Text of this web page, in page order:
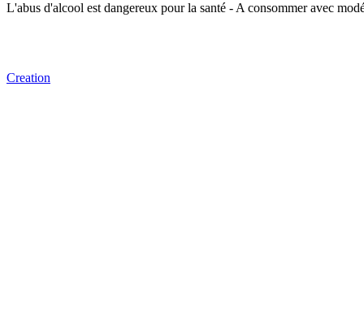
L'abus d'alcool est dangereux pour la santé - A consommer avec
Creation